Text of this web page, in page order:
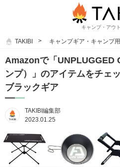
キャンプ・アウ
TAKIBI キャンプギア・キャンプ
Amazonで「UNPLUGGED
ンプ）」のアイテムをチェ
ブラックギア
TAKIBI編集部
2023.01.25